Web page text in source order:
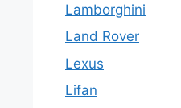
Lamborghini
Land Rover
Lexus
Lifan